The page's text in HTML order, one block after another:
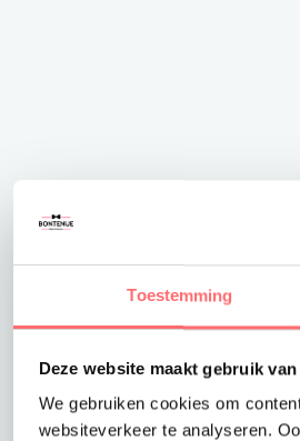
Toestemming
Deze website maakt gebruik
We gebruiken cookies om
websiteverkeer te analyseren.